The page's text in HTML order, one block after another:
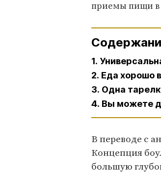
приемы пищи в
1.
2. Еда хорошо
3. Одна
4. Вы можете
В переводе с
Концепция
большую